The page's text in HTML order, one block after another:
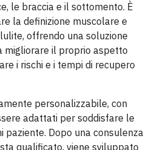
le braccia e il sottomento. È
la definizione muscolare e
offrendo una soluzione
migliorare il proprio aspetto
i rischi e i tempi di recupero
personalizzabile, con
adattati per soddisfare le
paziente. Dopo una consulenza
qualificato, viene sviluppato